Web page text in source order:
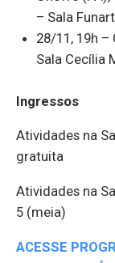
– Sala
28/11, 19h
Sala Cecília
Ingressos
Atividades na
gratuita
Atividades na
5 (meia)
ACESSE